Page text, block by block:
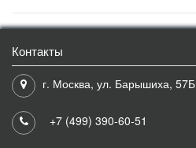
Контакты
г. Москва, ул. Барышиха, 57Б
+7 (499) 390-60-51